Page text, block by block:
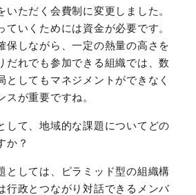
いただく会費制に変更しました。
ていくためには資金が必要です。
保しながら、一定の熱量の高さを
だれでも参加できる組織では、数
としてもマネジメントができなく
が重要ですね。
して、地域的な課題についてどの
か？
としては、ピラミッド型の組織構
行政とつながり対話できるメンバ